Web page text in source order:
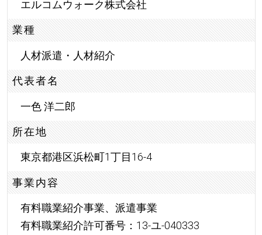
エルコムウォーク株式会社
業種
人材派遣・人材紹介
代表者名
一色 洋二郎
所在地
東京都港区浜松町1丁目16-4
事業内容
有料職業紹介事業、派遣事業
有料職業紹介許可番号：13-ユ-040333